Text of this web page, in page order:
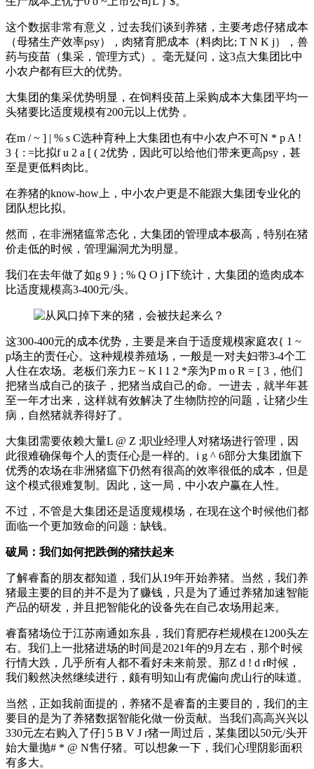
这个数据非常有意义，过去我们谈到养猪，主要考虑仔猪成本
（母猪生产效率psy），肉猪育肥成本（料肉比; T N K j），兽
药与疫苗（集采，管理方式）。毫无疑问，这3点大集团比中
小农户都有巨大的优势。
大集团的集采优势明显，在饲料疫苗上采购成本大集团平均一
头猪要比适度规模有200元以上优势 。
在m / ~ ] | % s C选种育种上大集团也有中小农户不可N * p A !
3 { : =比拟f u 2 a [ ( 2优势，因此可以给他们带来更高psy，甚
至是更低料肉比。
在养猪的know-how上，中小农户更是不能跟大集团专业化的
团队想比拟。
然而，在非洲猪瘟常态化，大集团的管理成本极高，特别在猪
价走低的时候，管理漏洞尤为明显。
我们在去年做了如g 9 } ; % Q O j I下统计，大集团的造肉成本
比适度规模高3-400元/头。
这300-400元的成本优势，主要是来自于适度规模家庭农{ 1 ~
p场主的责任心。这种规模养殖场，一般是一对夫妇带3-4个工
人住在农场。老板们亲力E ~ K l 1 2 *亲为P m o R = [ 3 ，他们
把猪当成自己的孩子，把猪当成自己的命。一进去，就半年甚
至一年才出来，这样就有效解决了生物防控的问题，让猪少生
病，自然猪就养得好了。
大集团需要依赖大量L @ Z ;职业经理人对猪场进行管理，因
此很难确保每个人的责任心是一样的。 i g ^ 6部分大集团旗下
优秀的农场在非洲猪瘟下仍然有很高的效率很低的成本，但是
这个模式很难复制。因此，这一局，中小农户赢在人性。
不过，不管是大集团还是适度规模场，在现在这个时候他们都
面临一个更加致命的问题：缺钱。
破局：我们如何把跌倒的猪扶起来
了解睿畜的朋友都知道，我们从19年开始养猪。当然，我们养
猪最主要的目的并不是为了赚钱，只是为了通过养猪加速智能
产品的研发，并且把智能化的设备先在自己农场用起来。
睿畜猪场位于江苏南通如东县，我们育肥存栏规模在1200头左
右。我们上一批猪进场的时间是2021年的9月左右，那个时候
行情大跌，几乎所有人都不看好未来前景。那Z d ! d r时候，
我们毅然决然继续进行，颇有明知山有虎偏向虎山行的味道。
当然，正如我前面提的，养猪不是睿畜的主要目的，我们的主
要目的是为了养猪数据智能化做一份贡献。当我们高高兴兴以
330元左右购入了仔] 5 B V J r猪一周过后，某集团以50元/头开
始大量抛# * @ N售仔猪。可以想象一下，我们心理阴影面积
有多大。